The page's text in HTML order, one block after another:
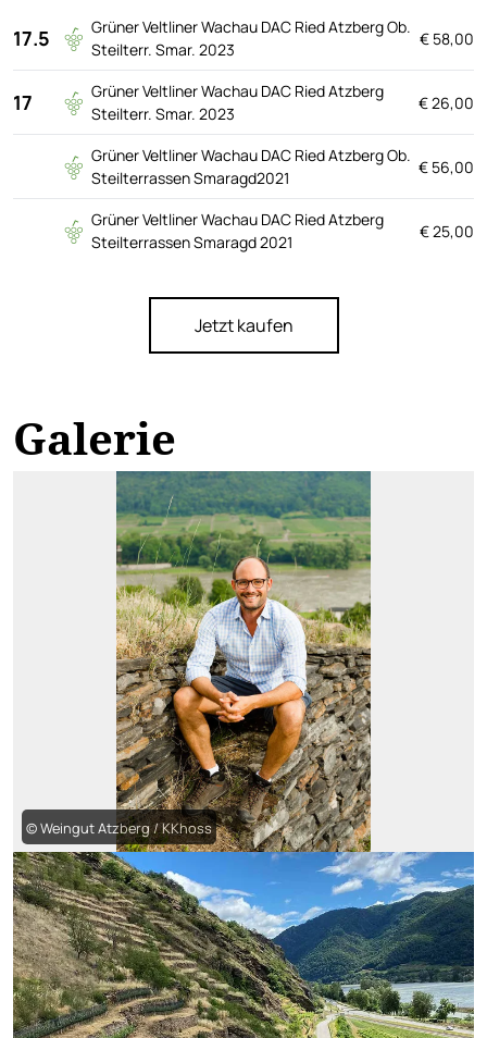
17.5
Grüner Veltliner Wachau DAC Ried Atzberg Ob.
Steilterr. Smar. 2023
€ 58,00
17
Grüner Veltliner Wachau DAC Ried Atzberg
Steilterr. Smar. 2023
€ 26,00
Grüner Veltliner Wachau DAC Ried Atzberg Ob.
Steilterrassen Smaragd2021
€ 56,00
Grüner Veltliner Wachau DAC Ried Atzberg
Steilterrassen Smaragd 2021
€ 25,00
Jetzt kaufen
Galerie
© Weingut Atzberg / KKhoss